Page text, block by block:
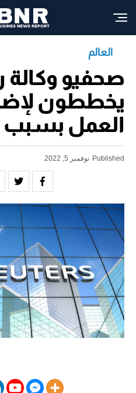
العالم
صحفيو وكالة
يخططون
العمل بسبب
Published نوفمبر 5, 2022